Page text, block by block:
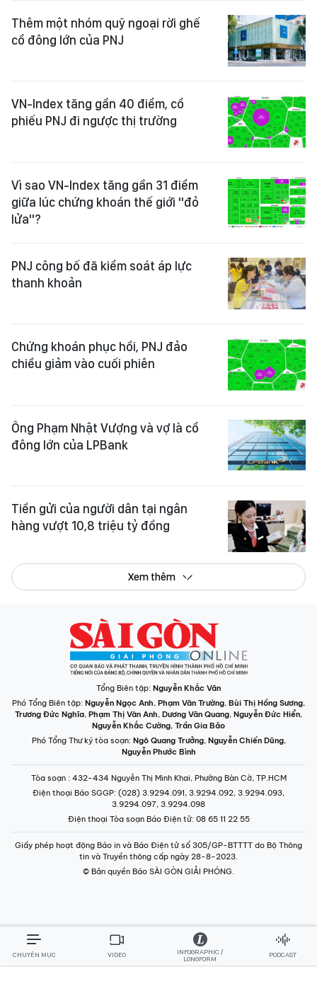
Thêm một nhóm quỹ ngoại rời ghế
cổ đông lớn của PNJ
VN-Index tăng gần 40 điểm, cổ
phiếu PNJ đi ngược thị trường
Vì sao VN-Index tăng gần 31 điểm
giữa lúc chứng khoán thế giới "đỏ
lửa"?
PNJ công bố đã kiểm soát áp lực
thanh khoản
Chứng khoán phục hồi, PNJ đảo
chiều giảm vào cuối phiên
Ông Phạm Nhật Vượng và vợ là cổ
đông lớn của LPBank
Tiền gửi của người dân tại ngân
hàng vượt 10,8 triệu tỷ đồng
Xem thêm
Tổng Biên tập: Nguyễn Khắc Văn
Phó Tổng Biên tập: Nguyễn Ngọc Anh, Phạm Văn Trường, Bùi Thị Hồng Sương,
Trương Đức Nghĩa, Phạm Thị Vân Anh, Dương Văn Quang, Nguyễn Đức Hiển,
Nguyễn Khắc Cường, Trần Gia Bảo
Phó Tổng Thư ký tòa soạn: Ngô Quang Trưởng, Nguyễn Chiến Dũng,
Nguyễn Phước Bình
Tòa soạn : 432-434 Nguyễn Thị Minh Khai, Phường Bàn Cờ, TP.HCM
Điện thoại Báo SGGP: (028) 3.9294.091, 3.9294.092, 3.9294.093,
3.9294.097, 3.9294.098
Điện thoại Tòa soạn Báo Điện tử: 08 65 11 22 55
Giấy phép hoạt động Báo in và Báo Điện tử số 305/GP-BTTTT do Bộ Thông
tin và Truyền thông cấp ngày 28-8-2023.
© Bản quyền Báo SÀI GÒN GIẢI PHÓNG.
CHUYÊN MỤC VIDEO
INFOGRAPHIC /
LONGFORM
PODCAST